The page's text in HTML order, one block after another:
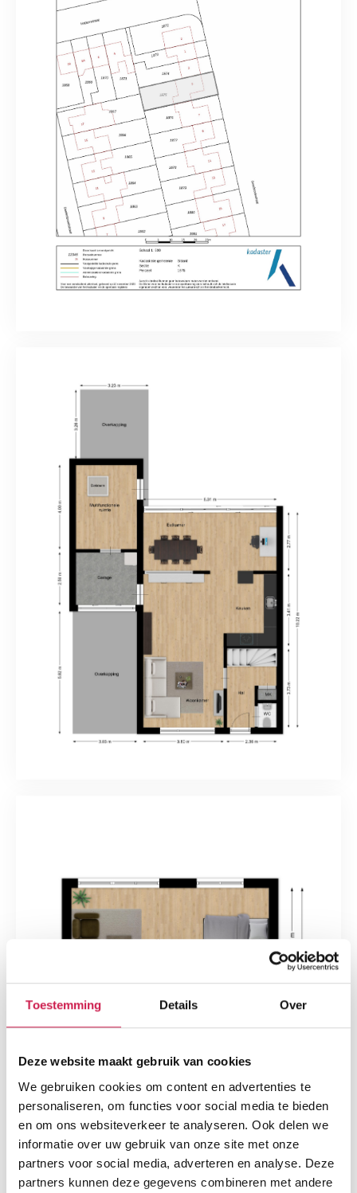
Toestemming Details Over
Deze website maakt gebruik van cookies
We gebruiken cookies om content en advertenties te
personaliseren, om functies voor social media te bieden
en om ons websiteverkeer te analyseren. Ook delen we
informatie over uw gebruik van onze site met onze
partners voor social media, adverteren en analyse. Deze
partners kunnen deze gegevens combineren met andere